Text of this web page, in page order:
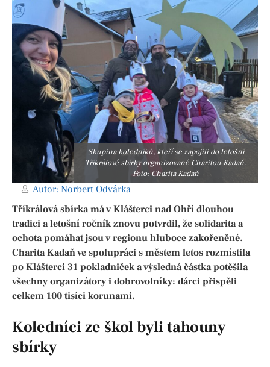
Skupina koledníků, kteří se zapojili do letošní
Tříkrálové sbírky organizované Charitou Kadaň.
Foto: Charita Kadaň
Autor: Norbert Odvárka
Tříkrálová sbírka má v Klášterci nad Ohří dlouhou
tradici a letošní ročník znovu potvrdil, že solidarita a
ochota pomáhat jsou v regionu hluboce zakořeněné.
Charita Kadaň ve spolupráci s městem letos rozmístila
po Klášterci 31 pokladniček a výsledná částka potěšila
všechny organizátory i dobrovolníky: dárci přispěli
celkem 100 tisíci korunami.
Koledníci ze škol byli tahouny
sbírky